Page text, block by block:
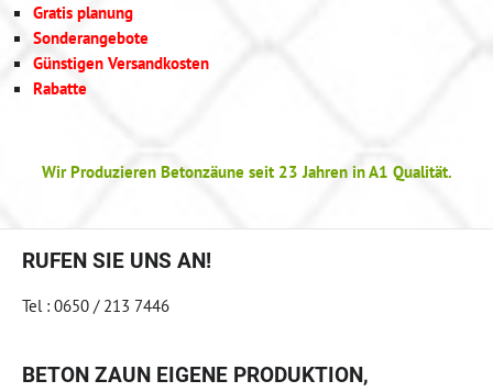
Gratis planung
Sonderangebote
Günstigen Versandkosten
Rabatte
Wir Produzieren Betonzäune seit 23 Jahren in A1 Qualität.
RUFEN SIE UNS AN!
Tel : 0650 / 213 7446
BETON ZAUN EIGENE PRODUKTION,